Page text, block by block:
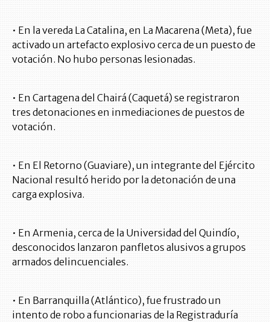
• En la vereda La Catalina, en La Macarena (Meta), fue
activado un artefacto explosivo cerca de un puesto de
votación. No hubo personas lesionadas.
• En Cartagena del Chairá (Caquetá) se registraron
tres detonaciones en inmediaciones de puestos de
votación.
• En El Retorno (Guaviare), un integrante del Ejército
Nacional resultó herido por la detonación de una
carga explosiva.
• En Armenia, cerca de la Universidad del Quindío,
desconocidos lanzaron panfletos alusivos a grupos
armados delincuenciales.
• En Barranquilla (Atlántico), fue frustrado un
intento de robo a funcionarias de la Registraduría